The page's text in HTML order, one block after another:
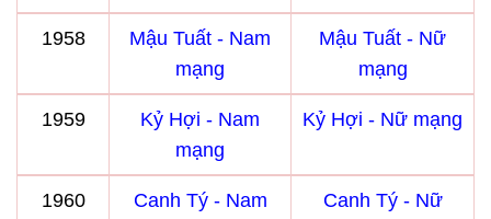
1958
Mậu Tuất - Nam
mạng
Mậu Tuất - Nữ
mạng
1959
Kỷ Hợi - Nam
mạng
Kỷ Hợi - Nữ mạng
1960
Canh Tý - Nam
Canh Tý - Nữ